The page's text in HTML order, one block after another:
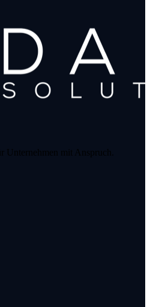
Unternehmen mit Anspruch.